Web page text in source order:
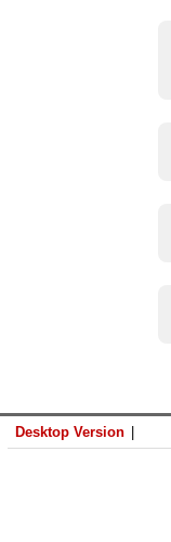
Desktop Version